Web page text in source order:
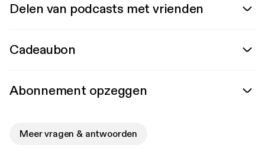
Delen van podcasts met vrienden
Cadeaubon
Abonnement opzeggen
Meer vragen & antwoorden